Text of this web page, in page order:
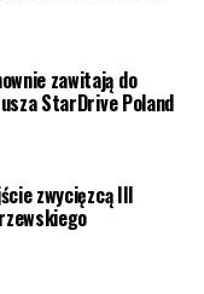
zawitają do
StarDrive Poland
zwycięzcą III